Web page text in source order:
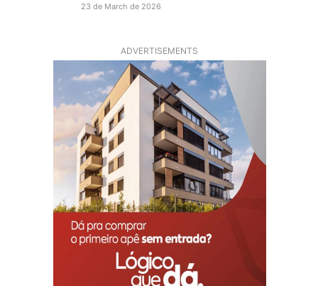
23 de March de 2026
ADVERTISEMENTS